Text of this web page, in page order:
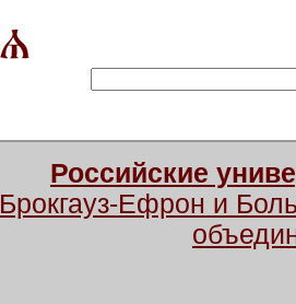
Российские
Брокгауз-Ефрон и